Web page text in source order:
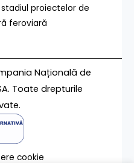
proiectelor de
feroviară
Națională de
Toate drepturile
cookie